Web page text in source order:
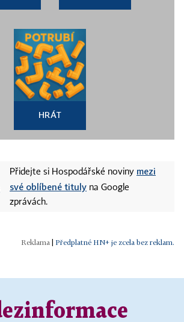
HRÁT
Přidejte si Hospodářské noviny mezi
své oblíbené tituly na Google
zprávách.
Předplatné HN+ je zcela bez reklam.